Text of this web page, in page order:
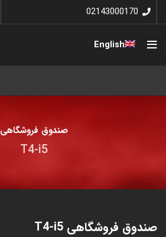
02143000170
English
صندوق فروشگاهی
T4-i5
صندوق فروشگاهی T4-i5